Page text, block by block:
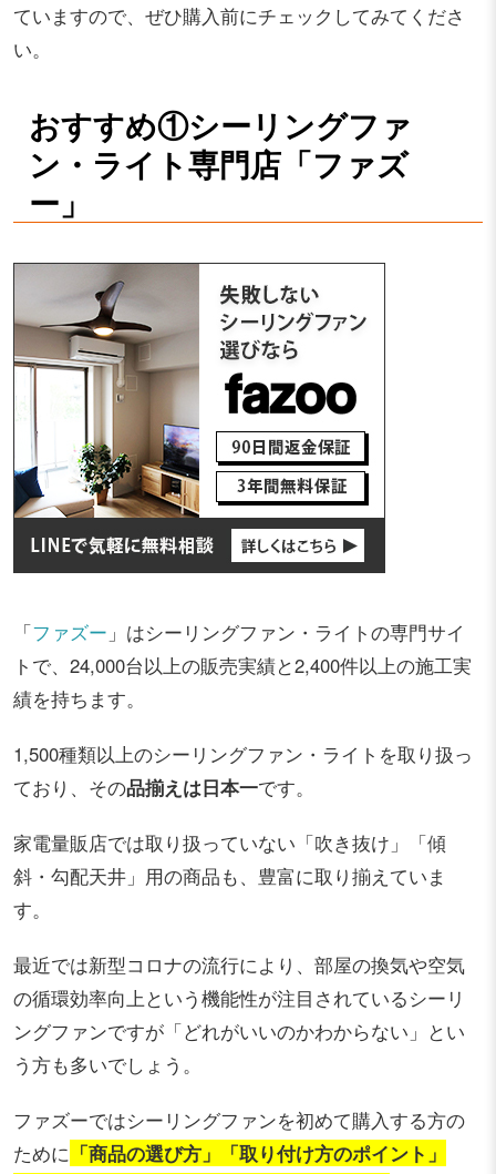
ていますので、ぜひ購入前にチェックしてみてくださ
い。
おすすめ①シーリングファ
ン・ライト専門店「ファズ
ー」
「ファズー 」はシーリングファン・ライトの専門サイ
トで、24,000台以上の販売実績と2,400件以上の施工実
績を持ちます。
1,500種類以上のシーリングファン・ライトを取り扱っ
ており、その品揃えは日本一です。
家電量販店では取り扱っていない「吹き抜け」「傾
斜・勾配天井」用の商品も、豊富に取り揃えていま
す。
最近では新型コロナの流行により、部屋の換気や空気
の循環効率向上という機能性が注目されているシーリ
ングファンですが「どれがいいのかわからない」とい
う方も多いでしょう。
ファズーではシーリングファンを初めて購入する方の
ために 「商品の選び方」「取り付け方のポイント」